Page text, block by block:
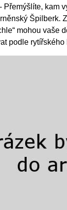
- Přemýšlíte, kam
Špilberk.
mohou vaše
podle rytířského